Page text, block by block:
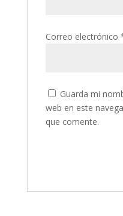
Correo electrónico
Guarda mi
web en este
que comente.